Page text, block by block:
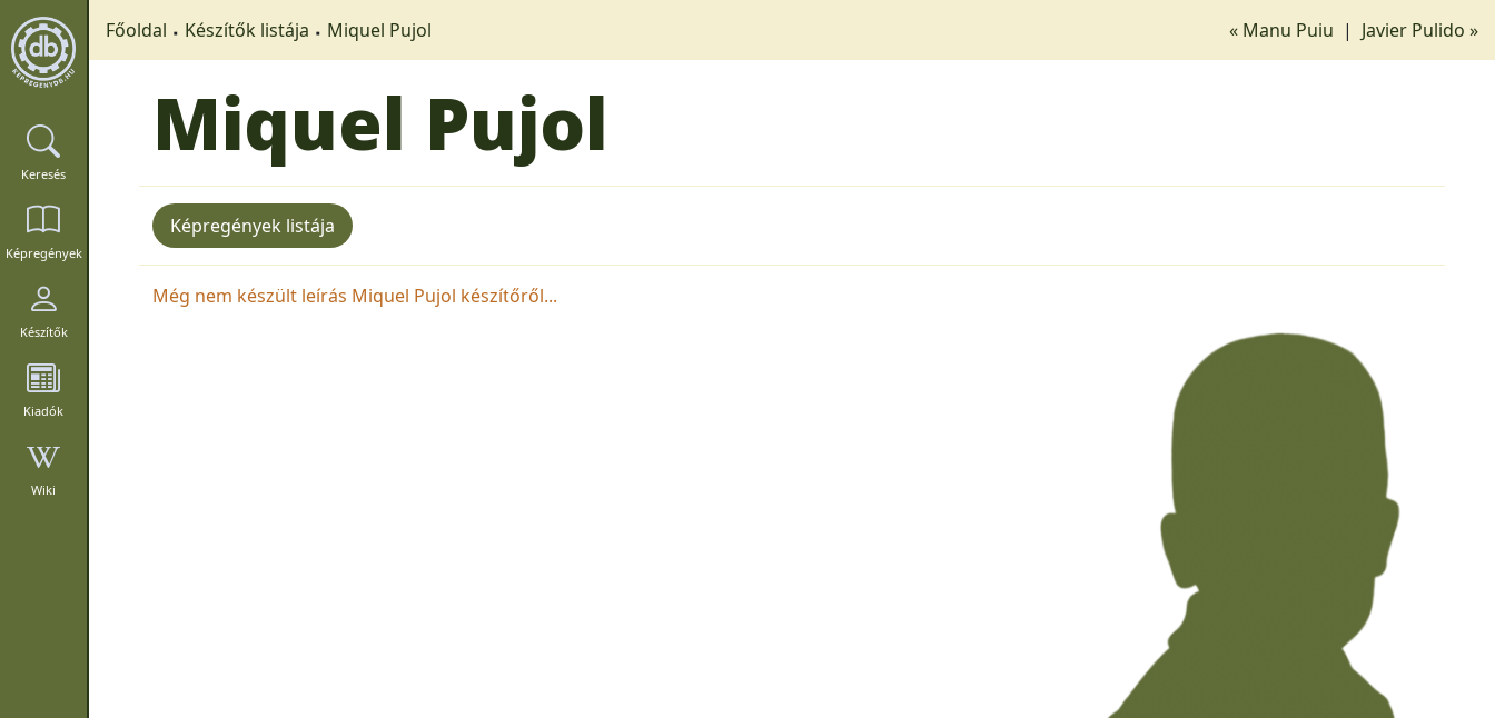
Keresés
Képregények
Készítők
Kiadók
Wiki
Főoldal Készítők listája Miquel Pujol « Manu Puiu | Javier Pulido »
Miquel Pujol
Képregények listája
Még nem készült leírás Miquel Pujol készítőről...